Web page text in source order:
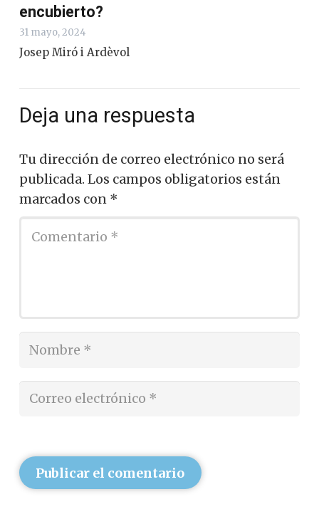
encubierto?
31 mayo, 2024
Josep Miró i Ardèvol
Deja una respuesta
Tu dirección de correo electrónico no será
publicada. Los campos obligatorios están
marcados con *
Publicar el comentario